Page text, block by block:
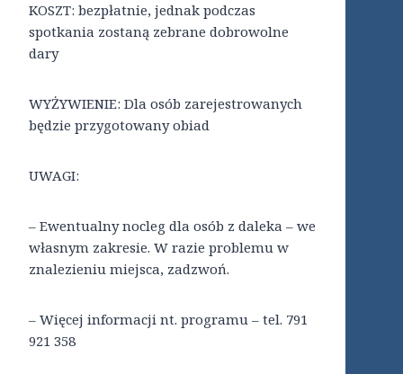
KOSZT: bezpłatnie, jednak podczas
spotkania zostaną zebrane dobrowolne
dary
WYŻYWIENIE: Dla osób zarejestrowanych
będzie przygotowany obiad
UWAGI:
– Ewentualny nocleg dla osób z daleka – we
własnym zakresie. W razie problemu w
znalezieniu miejsca, zadzwoń.
– Więcej informacji nt. programu – tel. 791
921 358